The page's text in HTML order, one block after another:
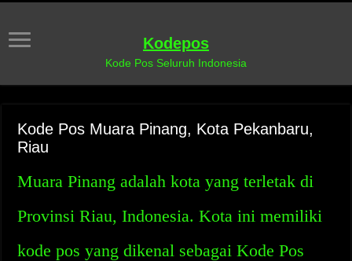
Kodepos
Kode Pos Seluruh Indonesia
Kode Pos Muara Pinang, Kota Pekanbaru,
Riau
Muara Pinang adalah kota yang terletak di
Provinsi Riau, Indonesia. Kota ini memiliki
kode pos yang dikenal sebagai Kode Pos